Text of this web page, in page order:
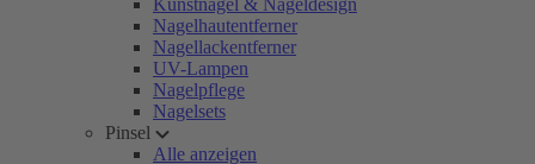
Kunstnägel & Nageldesign
Nagelhautentferner
Nagellackentferner
UV-Lampen
Nagelpflege
Nagelsets
Pinsel
Alle anzeigen